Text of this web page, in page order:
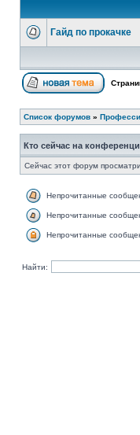
Гайд по прокачке
Список форумов »
Кто сейчас на
Сейчас этот форум
Непрочитанные
Непрочитанные
Непрочитанные
Найти: